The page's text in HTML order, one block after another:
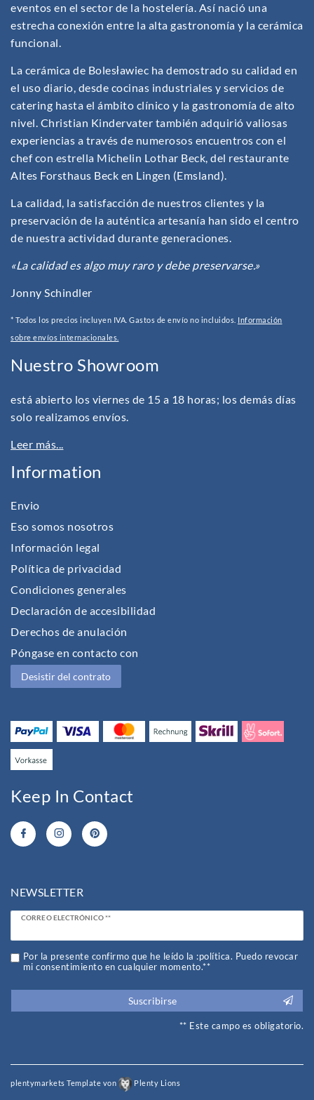
eventos en el sector de la hostelería. Así nació una
estrecha conexión entre la alta gastronomía y la cerámica
funcional.
La cerámica de Bolesławiec ha demostrado su calidad en
el uso diario, desde cocinas industriales y servicios de
catering hasta el ámbito clínico y la gastronomía de alto
nivel. Christian Kindervater también adquirió valiosas
experiencias a través de numerosos encuentros con el
chef con estrella Michelin Lothar Beck, del restaurante
Altes Forsthaus Beck en Lingen (Emsland).
La calidad, la satisfacción de nuestros clientes y la
preservación de la auténtica artesanía han sido el centro
de nuestra actividad durante generaciones.
«La calidad es algo muy raro y debe preservarse.»
Jonny Schindler
* Todos los precios incluyen IVA. Gastos de envío no incluidos. Información
sobre envíos internacionales.
Nuestro Showroom
está abierto los viernes de 15 a 18 horas; los demás días
solo realizamos envíos.
Leer más...
Information
Envio
Eso somos nosotros
Información legal
Política de privacidad
Condiciones generales
Declaración de accesibilidad
Derechos de anulación
Póngase en contacto con
Desistir del contrato
Keep In Contact
NEWSLETTER
CORREO ELECTRÓNICO **
Ceres::Template.newsletterHoneypotLabel
Por la presente confirmo que he leído la :política. Puedo revocar
mi consentimiento en cualquier momento.**
Suscribirse
** Este campo es obligatorio.
plentymarkets Template von Plenty Lions